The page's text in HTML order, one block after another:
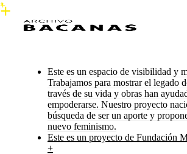
Este es un espacio de visibilidad y
Trabajamos para mostrar el legado
través de su vida y obras han
empoderarse. Nuestro proyecto
búsqueda de ser un aporte y
nuevo feminismo.
Este es un proyecto de Fundación
+